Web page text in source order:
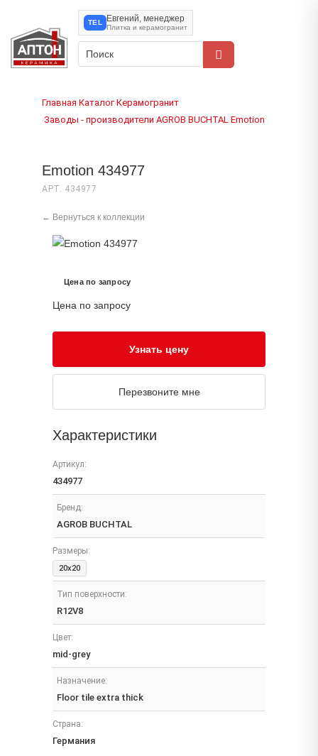
TEL Евгений, менеджер
Плитка и керамогранит
Главная›Каталог›Керамогранит
›Заводы - производители›AGROB BUCHTAL›Emotion
Emotion 434977
АРТ. 434977
← Вернуться к коллекции
Цена по запросу
Цена по запросу
Узнать цену
Перезвоните мне
Характеристики
Артикул:
434977
Бренд:
AGROB BUCHTAL
Размеры:
20x20
Тип поверхности:
R12V8
Цвет:
mid-grey
Назначение:
Floor tile extra thick
Страна:
Германия